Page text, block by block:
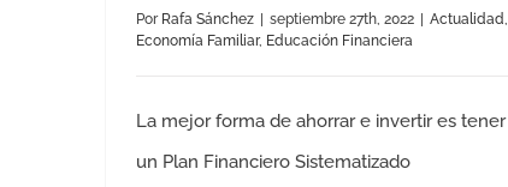
Por Rafa Sánchez septiembre 27th, 2022 Actualidad,
Economía Familiar, Educación Financiera
La mejor forma de ahorrar e invertir es tener
un Plan Financiero Sistematizado